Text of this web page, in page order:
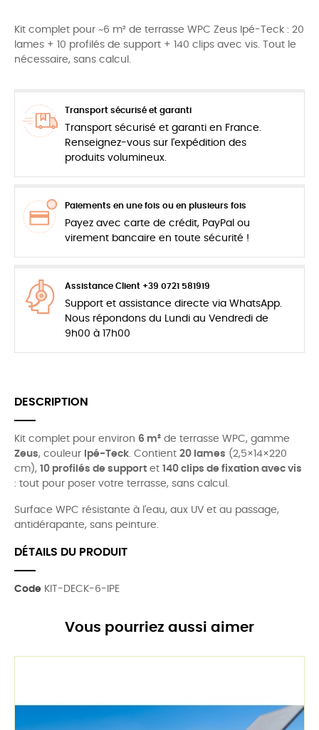
Kit complet pour ~6 m² de terrasse WPC Zeus Ipé-Teck : 20
lames + 10 profilés de support + 140 clips avec vis. Tout le
nécessaire, sans calcul.
Transport sécurisé et garanti
Transport sécurisé et garanti en France.
Renseignez-vous sur l'expédition des
produits volumineux.
Paiements en une fois ou en plusieurs fois
Payez avec carte de crédit, PayPal ou
virement bancaire en toute sécurité !
Assistance Client +39 0721 581919
Support et assistance directe via WhatsApp.
Nous répondons du Lundi au Vendredi de
9h00 à 17h00
DESCRIPTION
Kit complet pour environ 6 m² de terrasse WPC, gamme
Zeus, couleur Ipé-Teck. Contient 20 lames (2,5×14×220
cm), 10 profilés de support et 140 clips de fixation avec vis
: tout pour poser votre terrasse, sans calcul.
Surface WPC résistante à l'eau, aux UV et au passage,
antidérapante, sans peinture.
DÉTAILS DU PRODUIT
Code KIT-DECK-6-IPE
Vous pourriez aussi aimer